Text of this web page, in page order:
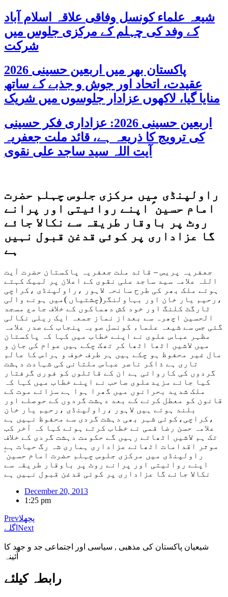
شیعہ علماء کونسل وفاقی علاقہ اسلام آباد
کے وفد کی چہلم کے مرکزی جلوس میں
شرکت
پاکستان بھر میں اربعین حسینی 2026
عقیدت، اتحاد اور جوش و جذبے کے ساتھ
منایا گیا، لاکھوں عزادار جلوسوں میں شریک
اربعین حسینی 2026: عزاداری فکر حسینی
کی ترویج کا ذریعہ ہے، قائد ملت جعفریہ
آیت اللہ سید ساجد علی نقوی
راولپنڈی میں مرکزی جلوس چہلم حضرت
امام حسین ؑ اپنے روائیتی اور پرانے
روٹ پر باوقار طریقہ سے نکالا جائے
گا عزاداری پر کوئی قدغن قبول نہیں
ہے
جعفریہ پریس – قائد ملت جعفریہ پاکستان حضرت آیت
اللہ علامہ سید ساجد علی نقوی کے اعلان پر لبیک کہتے
ہوئے ملک بھر کی طرح سانحہ لاہور ،راولپنڈی ،کراچی
،رحیم یار خان اور بہاولنگر(چشتیاں )میں ہونے والی
ٹارگٹ کلنگ اور خود کش دھماکوں کے خلاف جامع مسجد
الحسین اچھرہ سے بعداز نماز جمعہ ایک ریلی نکالی
گئی جس سے شیعہ علماء کونسل صوبہ پنجاب کے صدر علامہ
مظہر عباس علوی نے اپنے خطاب میں کہا کہ پاکستان
میں لاشیں اٹھا اٹھا کر تھک چکے ہیں عوام کی جان و
مال غیر محفوظ ہو چکے ہیں ہر طرف خوف و ہراس کا عالم
تاری ہے ذاکر ناصر عباس ملتانی کی شہادت دہشت
گردوں کی کاروائی ہے ان کے قاتلوں کو فوری گرفتار
کیا جائے مزیدعلوی صاحب نے اپنے خطاب میں کہا کہ
ملک شدید بحرانوں میں گھرا ہوا ہے سزائے موت کے
قانون کو معطل کرنے کے بعد دہشت گردوں کے حوصلے اور
بلند ہوئے ہیں لاہور ،راولپنڈی ،رحیم یار خان
،کراچی،کوئی شہر بھی دہشت گردی سے محفوظ نہیں ہے
علامہ حسن رضا قمی نے خطاب کرتے ہوئے کہا کہ آخر کب
تک ہم لاشیں اٹھاتے رہیں گے حکومت دہشت گردی کے خلاف
موثر اقدامات اٹھائے عزاداری ہماری شہ رگ حیات ہے
راولپنڈی میں مرکزی جلوس چہلم حضرت امام حسین ؑ
اپنے روائیتی اور پرانے روٹ پر باوقار طریقہ سے
نکالا جائے گا عزاداری پر کوئی قدغن قبول نہیں ہے
December 20, 2013
1:25 pm
Prevپچھلا
اگلے Next
شیعیان پاکستان کی مذهبی , سیاسی اور اجتماعی جد و جهد کا
آئینہ